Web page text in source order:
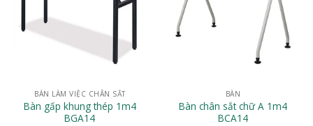
BÀN LÀM VIỆC CHÂN SẮT
Bàn gấp khung thép 1m4
BGA14
BÀN
Bàn chân sắt chữ A 1m4
BCA14